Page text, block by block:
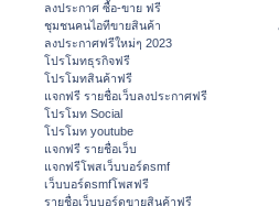
ลงประกาศ ซื้อ-ขาย ฟรี
ชุมชนคนไอทีขายสินค้า
ลงประกาศฟรีใหม่ๆ 2023
โปรโมทธุรกิจฟรี
โปรโมทสินค้าฟรี
แจกฟรี รายชื่อเว็บลงประกาศฟรี
โปรโมท Social
โปรโมท youtube
แจกฟรี รายชื่อเว็บ
แจกฟรีโพสเว็บบอร์ดsmf
เว็บบอร์ดsmfโพสฟรี
รายชื่อเว็บบอร์ดขายสินค้าฟรี